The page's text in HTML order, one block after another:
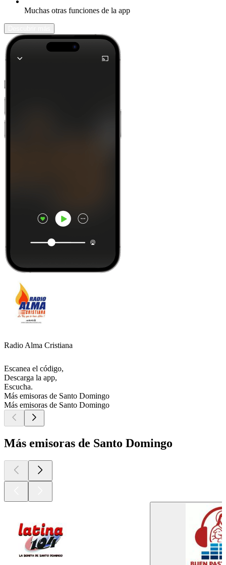
Muchas otras funciones de la app
Radio Alma Cristiana
Escanea el código,
Descarga la app,
Escucha.
Más emisoras de Santo Domingo
Más emisoras de Santo Domingo
Más emisoras de Santo Domingo